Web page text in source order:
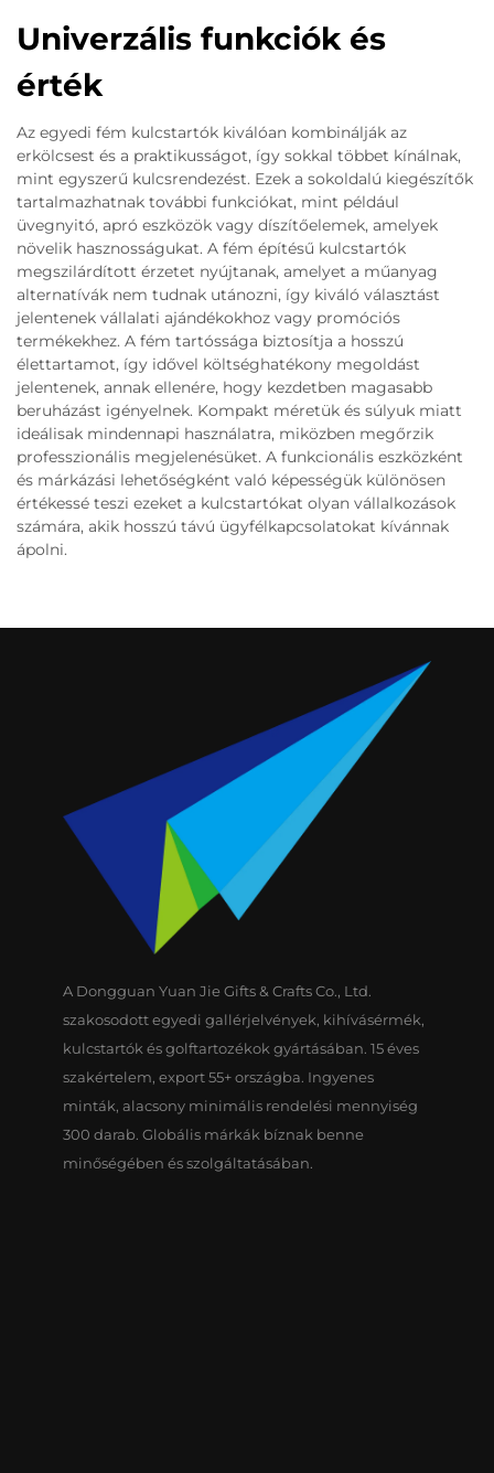
Univerzális funkciók és
érték
Az egyedi fém kulcstartók kiválóan kombinálják az
erkölcsest és a praktikusságot, így sokkal többet kínálnak,
mint egyszerű kulcsrendezést. Ezek a sokoldalú kiegészítők
tartalmazhatnak további funkciókat, mint például
üvegnyitó, apró eszközök vagy díszítőelemek, amelyek
növelik hasznosságukat. A fém építésű kulcstartók
megszilárdított érzetet nyújtanak, amelyet a műanyag
alternatívák nem tudnak utánozni, így kiváló választást
jelentenek vállalati ajándékokhoz vagy promóciós
termékekhez. A fém tartóssága biztosítja a hosszú
élettartamot, így idővel költséghatékony megoldást
jelentenek, annak ellenére, hogy kezdetben magasabb
beruházást igényelnek. Kompakt méretük és súlyuk miatt
ideálisak mindennapi használatra, miközben megőrzik
professzionális megjelenésüket. A funkcionális eszközként
és márkázási lehetőségként való képességük különösen
értékessé teszi ezeket a kulcstartókat olyan vállalkozások
számára, akik hosszú távú ügyfélkapcsolatokat kívánnak
ápolni.
A Dongguan Yuan Jie Gifts & Crafts Co., Ltd.
szakosodott egyedi gallérjelvények, kihívásérmék,
kulcstartók és golftartozékok gyártásában. 15 éves
szakértelem, export 55+ országba. Ingyenes
minták, alacsony minimális rendelési mennyiség
300 darab. Globális márkák bíznak benne
minőségében és szolgáltatásában.